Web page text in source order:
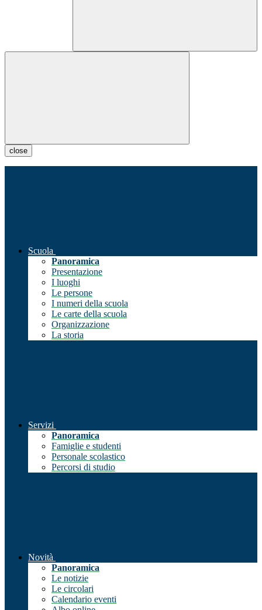
close
Scuola
Panoramica
Presentazione
I luoghi
Le persone
I numeri della scuola
Le carte della scuola
Organizzazione
La storia
Servizi
Panoramica
Famiglie e studenti
Personale scolastico
Percorsi di studio
Novità
Panoramica
Le notizie
Le circolari
Calendario eventi